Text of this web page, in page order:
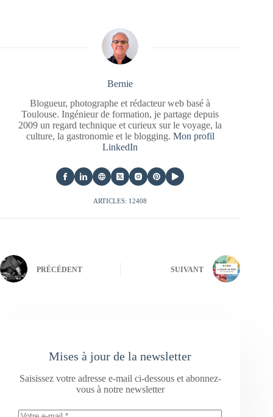
Bernie
Blogueur, photographe et rédacteur web basé à
Toulouse. Ingénieur de formation, je partage depuis
2009 un regard technique et curieux sur le voyage, la
culture, la gastronomie et le blogging. Mon profil
LinkedIn
ARTICLES: 12408
PRÉCÉDENT SUIVANT
Mises à jour de la newsletter
Saisissez votre adresse e-mail ci-dessous et abonnez-
vous à notre newsletter